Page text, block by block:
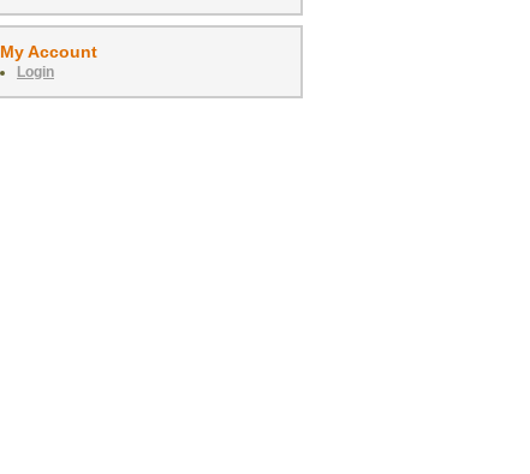
My Account
Login